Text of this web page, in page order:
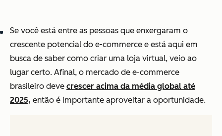
Se você está entre as pessoas que enxergaram o
crescente potencial do e-commerce e está aqui em
busca de saber como criar uma loja virtual, veio ao
lugar certo. Afinal, o mercado de e-commerce
brasileiro deve crescer acima da média global até
2025, então é importante aproveitar a oportunidade.